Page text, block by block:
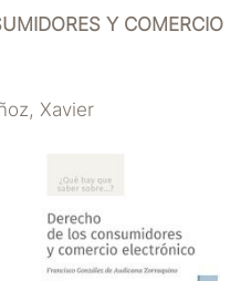
Y COMERCIO
Xavier